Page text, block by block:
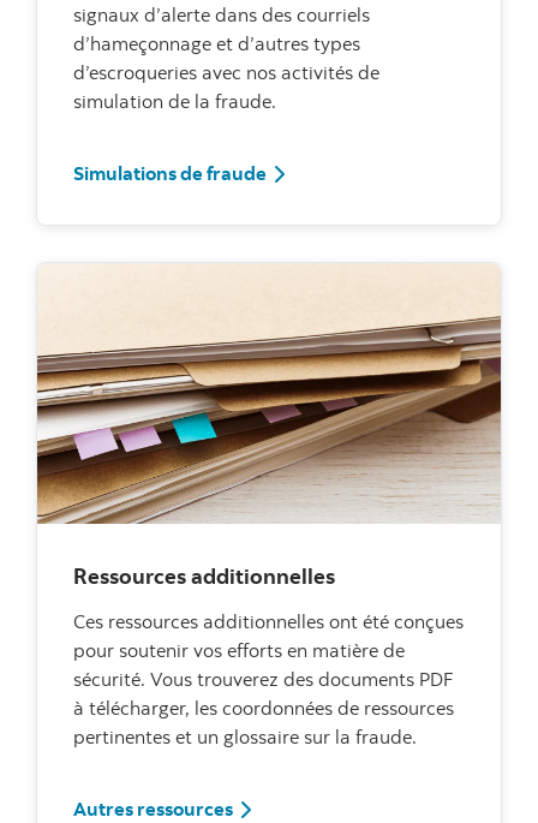
signaux d’alerte dans des courriels
d’hameçonnage et d’autres types
d’escroqueries avec nos activités de
simulation de la fraude.
Simulations de fraude
Ressources additionnelles
Ces ressources additionnelles ont été conçues
pour soutenir vos efforts en matière de
sécurité. Vous trouverez des documents PDF
à télécharger, les coordonnées de ressources
pertinentes et un glossaire sur la fraude.
Autres ressources